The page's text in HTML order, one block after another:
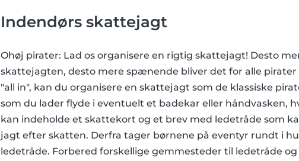
Indendørs skattejagt
Ohøj pirater: Lad os organisere en rigtig skattejagt! Desto
skattejagten, desto mere spænende bliver det for alle pirater
"all in", kan du organisere en skattejagt som de klassiske
som du lader flyde i eventuelt et badekar eller håndvasken,
kan indeholde et skattekort og et brev med ledetråde som
jagt efter skatten. Derfra tager børnene på eventyr rundt i
ledetråde. Forbered forskellige gemmesteder til ledetråde